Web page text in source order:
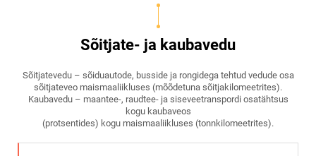
Sõitjate- ja kaubavedu
Sõitjatevedu – sõiduautode, busside ja rongidega tehtud vedude osa
sõitjateveo maismaaliikluses (mõõdetuna sõitjakilomeetrites).
Kaubavedu – maantee-, raudtee- ja siseveetranspordi osatähtsus
kogu kaubaveos
(protsentides) kogu maismaaliikluses (tonnkilomeetrites).